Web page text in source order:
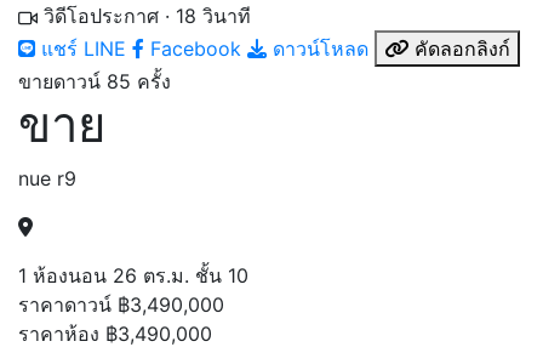
วิดีโอประกาศ · 18 วินาที
แชร์ LINE
Facebook ดาวน์โหลด
คัดลอกลิงก์
ขายดาวน์ 85 ครั้ง
ขาย
nue r9
1 ห้องนอน 26 ตร.ม. ชั้น 10
ราคาดาวน์ ฿3,490,000
ราคาห้อง ฿3,490,000